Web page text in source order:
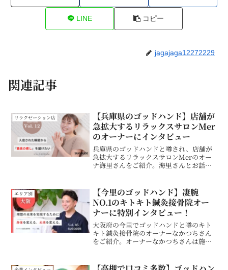
LINE コピー
jagajaga12272229
関連記事
リラクゼーション店
【兵庫県のゴッドハンド】店舗が
急拡大するリラックスサロンMer
のオーナーにインタビュー
兵庫県のゴッドハンドと噂され、店舗が
急拡大するリラックスサロンMerのオー
ナ海里さんをご紹介。海里さんとお話を
た1時間であっという間にファンになって
しまいました。
エリア別
【今里のゴッドハンド】凄腕
NO.1のキトキト鍼灸接骨院オー
ナーに特別インタビュー！
大阪府の今里でゴッドハンドと噂のキト
キト鍼灸接骨院のオーナーなかつちさん
をご紹介。オーナーなかつちさんは施術
た1時間であっという間にファンになりま